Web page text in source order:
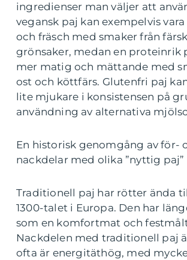
ingredienser man väljer att
vegansk paj kan exempelvis
och fräsch med smaker från
grönsaker, medan en proteinrik
mer matig och mättande med
ost och köttfärs. Glutenfri paj
lite mjukare i konsistensen på
användning av alternativa
En historisk genomgång av för-
nackdelar med olika ”nyttig paj”
Traditionell paj har rötter ända
1300-talet i Europa. Den har
som en komfortmat och
Nackdelen med traditionell paj
ofta är energitäthög, med